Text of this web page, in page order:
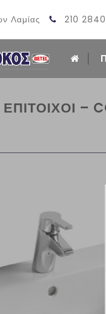
Λαμίας 210
–